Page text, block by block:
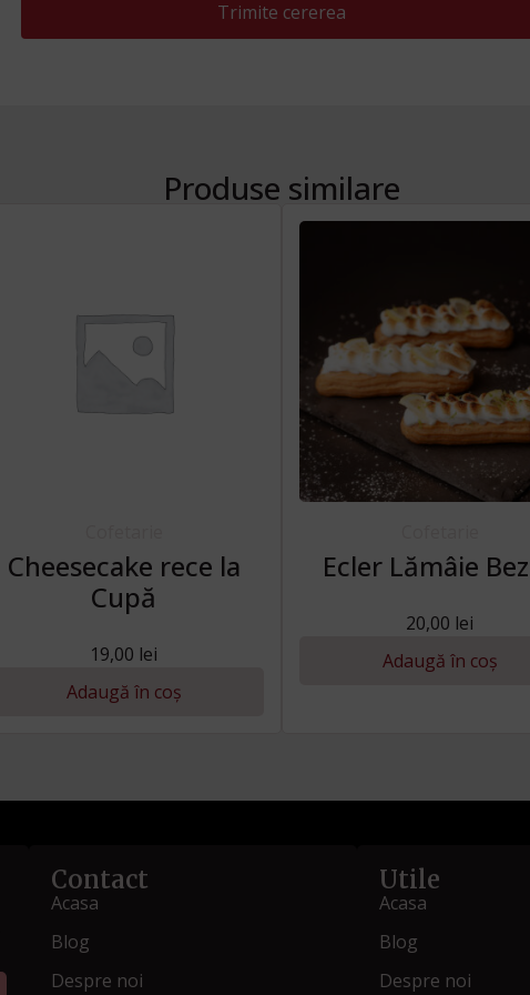
Trimite cererea
Produse similare
Cheesecake rece la
Cupă
19,00 lei
Adaugă în coș
Ecler Lămâie
20,00 lei
Adaugă în coș
Contact
Acasa
Blog
Despre noi
Utile
Acasa
Blog
Despre noi